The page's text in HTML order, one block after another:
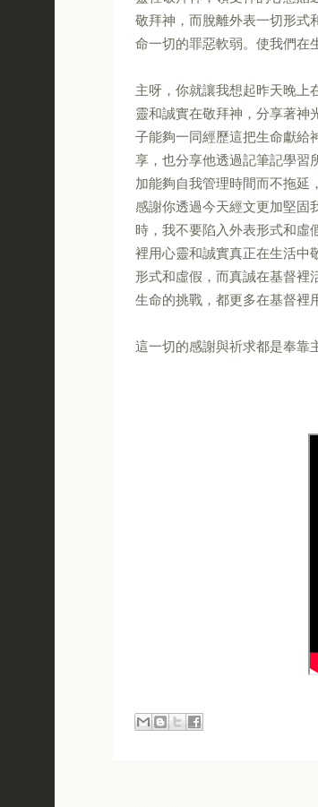
敬拜神，而脫離外表一切形式
命一切的罪惡軟弱。使我們在
主呀，你就讓我想起昨天晚上
靈和誠實在敬拜神，分享著神
子能夠一同經歷這把生命獻給
享，也分享他透過記筆記學習
加能夠自我管理時間而不拖延
感謝你透過今天經文更加堅固
時，我不要陷入外表形式和虛
裡用心靈和誠實真正在生活中
形式和虛假，而真誠在基督裡
生命的挑戰，都更多在基督裡
這一切的感謝與祈求都是奉靠